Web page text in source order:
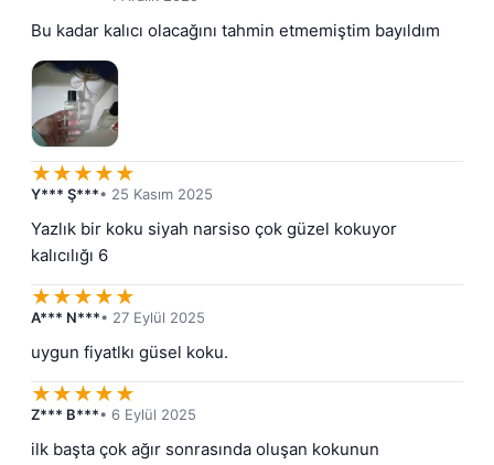
Bu kadar kalıcı olacağını tahmin etmemiştim bayıldım
★★★★★
Y*** Ş***• 25 Kasım 2025
Yazlık bir koku siyah narsiso çok güzel kokuyor
kalıcılığı 6
★★★★★
A*** N***• 27 Eylül 2025
uygun fiyatlkı güsel koku.
★★★★★
Z*** B***• 6 Eylül 2025
ilk başta çok ağır sonrasında oluşan kokunun